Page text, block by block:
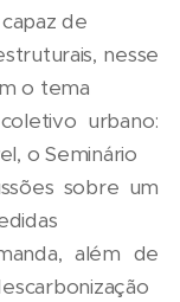
de
nesse
o tema
urbano:
o Seminário
sobre um
além de